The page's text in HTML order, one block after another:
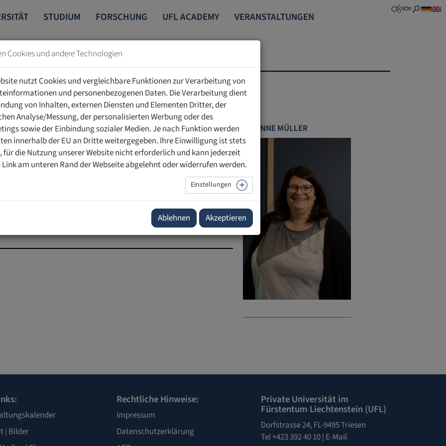
STUDIUM FORSCHUNG UFL ACADEMY VERANSTALTUNGEN
CORINNE MÜLLER
| Bilder
Rechtliche Hinweise:
Impressum
Datenschutzerklärung
Private Universität im
Fürstentum Liechtenstein (UFL)
Dorfstrasse 24, FL-9495 Triesen
Tel +423 392 40 10 | E-Mail
Cookies und andere Technologien
nutzt Cookies und vergleichbare Funktionen zur Verarbeitung von
und personenbezogenen Daten. Die Verarbeitung dient
von Inhalten, externen Diensten und Elementen Dritter, der
Analyse/Messung, der personalisierten Werbung oder des
sowie der Einbindung sozialer Medien. Je nach Funktion werden
innerhalb der EU an Dritte weitergegeben. Ihre Einwilligung ist stets
die Nutzung unserer Website nicht erforderlich und kann jederzeit
Link am unteren Rand der Webseite abgelehnt oder widerrufen werden.
Einstellungen
Ablehnen Akzeptieren